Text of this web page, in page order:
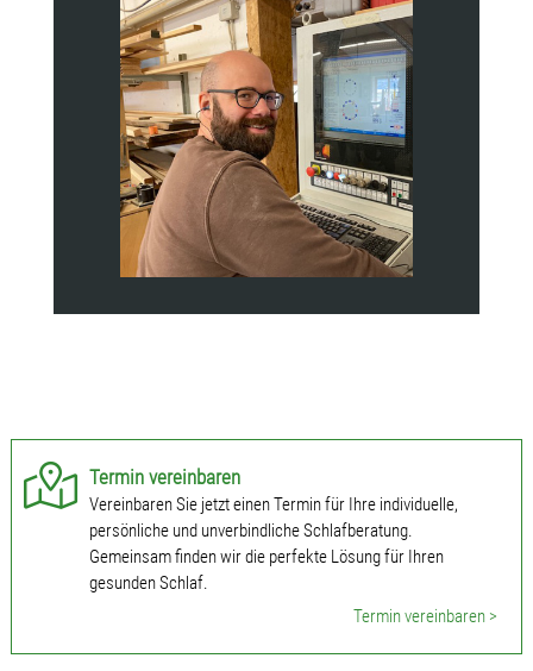
Termin vereinbaren
Vereinbaren Sie jetzt einen Termin für Ihre individuelle,
persönliche und unverbindliche Schlafberatung.
Gemeinsam finden wir die perfekte Lösung für Ihren
gesunden Schlaf.
Termin vereinbaren >